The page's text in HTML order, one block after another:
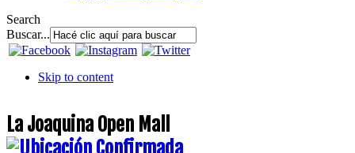
Search
Buscar...
Skip to content
La Joaquina Open Mall